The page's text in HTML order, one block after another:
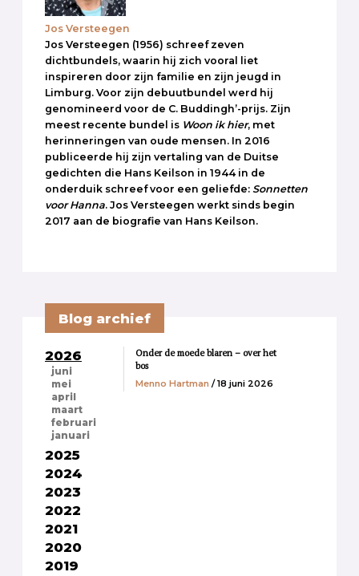
Jos Versteegen
Jos Versteegen (1956) schreef zeven
dichtbundels, waarin hij zich vooral liet
inspireren door zijn familie en zijn jeugd in
Limburg. Voor zijn debuutbundel werd hij
genomineerd voor de C. Buddingh’-prijs. Zijn
meest recente bundel is Woon ik hier, met
herinneringen van oude mensen. In 2016
publiceerde hij zijn vertaling van de Duitse
gedichten die Hans Keilson in 1944 in de
onderduik schreef voor een geliefde: Sonnetten
voor Hanna. Jos Versteegen werkt sinds begin
2017 aan de biografie van Hans Keilson.
Blog archief
2026
juni
mei
april
maart
februari
januari
2025
2024
2023
2022
2021
2020
2019
Onder de moede blaren – over het
bos
Menno Hartman / 18 juni 2026